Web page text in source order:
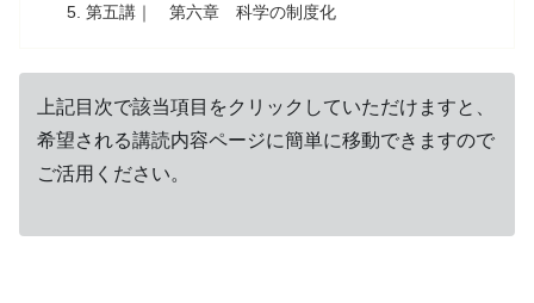
第五講｜ 第六章 科学の制度化
上記目次で該当項目をクリックしていただけますと、
希望される講読内容ページに簡単に移動できますので
ご活用ください。